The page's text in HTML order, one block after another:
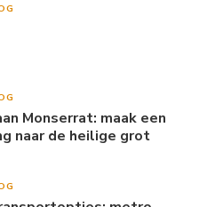
Monserrat: maak een
naar de heilige grot